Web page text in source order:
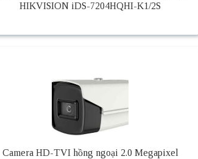
HIKVISION iDS-7204HQHI-K1/2S
Camera HD-TVI hồng ngoại 2.0 Megapixel